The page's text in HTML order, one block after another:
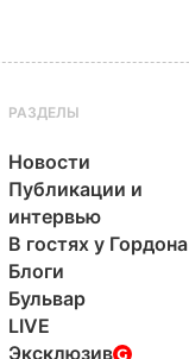
РАЗДЕЛЫ
Новости
Публикации и
интервью
В гостях у Гордона
Блоги
Бульвар
LIVE
Эксклюзив